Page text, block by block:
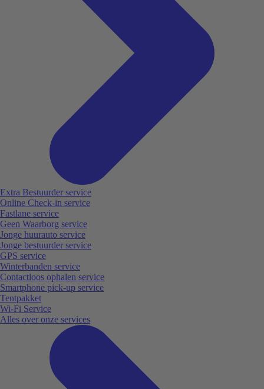
Extra Bestuurder service
Online Check-in service
Fastlane service
Geen Waarborg service
Jonge huurauto service
Jonge bestuurder service
GPS service
Winterbanden service
Contactloos ophalen service
Smartphone pick-up service
Tentpakket
Wi-Fi Service
Alles over onze services